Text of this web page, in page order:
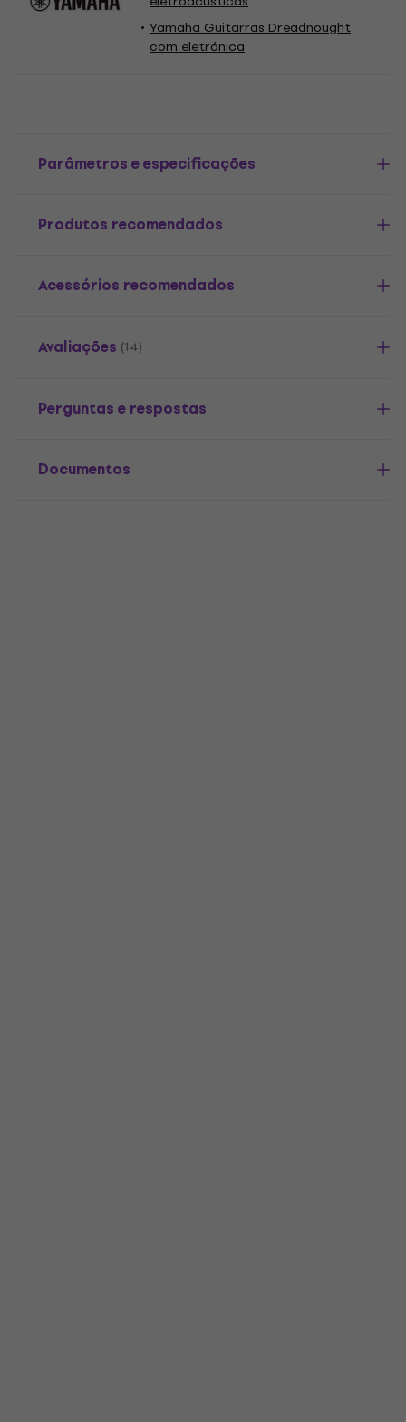
Yamaha Guitarras Dreadnought
com eletrónica
Parâmetros e especificações
Produtos recomendados
Acessórios recomendados
Avaliações (14)
Perguntas e respostas
Documentos